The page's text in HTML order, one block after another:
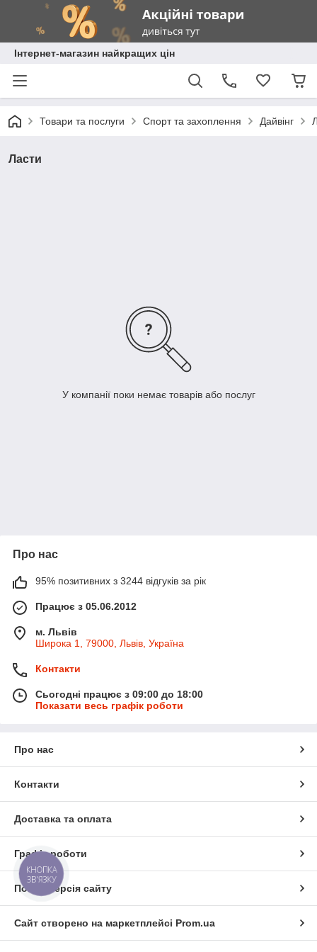
Інтернет-магазин найкращих цін
Товари та послуги Спорт та захоплення Дайвінг
Ласти
У компанії поки немає товарів або послуг
Про нас
95% позитивних з 3244 відгуків за рік
Працює з 05.06.2012
м. Львів
Широка 1, 79000, Львів, Україна
Контакти
Сьогодні працює з 09:00 до 18:00
Показати весь графік роботи
Про нас
Контакти
Доставка та оплата
Графік роботи
Повна версія сайту
Сайт створено на маркетплейсі Prom.ua
КНОПКА
ЗВ'ЯЗКУ